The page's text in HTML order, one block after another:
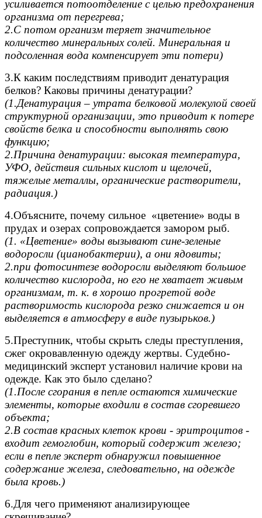
усиливается потоотделение с целью предохранения
организма от перегрева;
2.С потом организм теряет значительное
количество минеральных солей. Минеральная и
подсоленная вода компенсирует эти потери)
3.К каким последствиям приводит денатурация
белков? Каковы причины денатурации?
(1.Денатурация – утрата белковой молекулой своей
структурной организации, это приводит к потере
свойств белка и способности выполнять свою
функцию;
2.Причина денатурации: высокая температура,
УФО, действия сильных кислот и щелочей,
тяжелые металлы, органические растворители,
радиация.)
4.Объясните, почему сильное «цветение» воды в
прудах и озерах сопровождается замором рыб.
(1. «Цветение» воды вызывают сине-зеленые
водоросли (цианобактерии), а они ядовиты;
2.при фотосинтезе водоросли выделяют большое
количество кислорода, но его не хватает живым
организмам, т. к. в хорошо прогретой воде
растворимость кислорода резко снижается и он
выделяется в атмосферу в виде пузырьков.)
5.Преступник, чтобы скрыть следы преступления,
сжег окровавленную одежду жертвы. Судебно-
медицинский эксперт установил наличие крови на
одежде. Как это было сделано?
(1.После сгорания в пепле остаются химические
элементы, которые входили в состав сгоревшего
объекта;
2.В состав красных клеток крови - эритроцитов -
входит гемоглобин, который содержит железо;
если в пепле эксперт обнаружил повышенное
содержание железа, следовательно, на одежде
была кровь.)
6.Для чего применяют анализирующее